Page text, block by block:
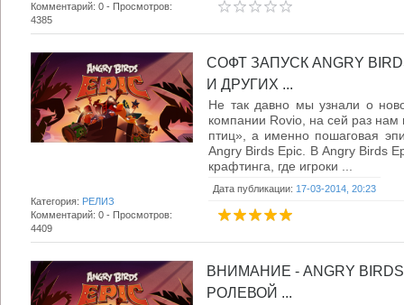
Комментарий: 0 - Просмотров:
4385
СОФТ ЗАПУСК ANGRY
И ДРУГИХ ...
Не так давно мы узнали о
компании Rovio, на сей раз
птиц», а именно пошаговая
Angry Birds Epic. В Angry Birds
крафтинга, где игроки ...
Дата публикации: 17-03-2014, 20:23
Категория: РЕЛИЗ
Комментарий: 0 - Просмотров:
4409
ВНИМАНИЕ - ANGRY
РОЛЕВОЙ ...